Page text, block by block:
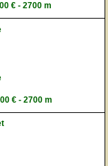
€ - 2700 m
€ - 2700 m